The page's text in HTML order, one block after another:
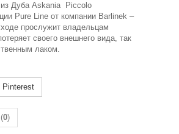
из Дуба Askania Piccolo
Pure Line от компании Barlinek –
прослужит владельцам
своего внешнего вида, так
лаком.
Pinterest
0)